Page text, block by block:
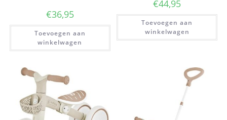
€36,95
Toevoegen aan
winkelwagen
€44,95
Toevoegen aan
winkelwagen